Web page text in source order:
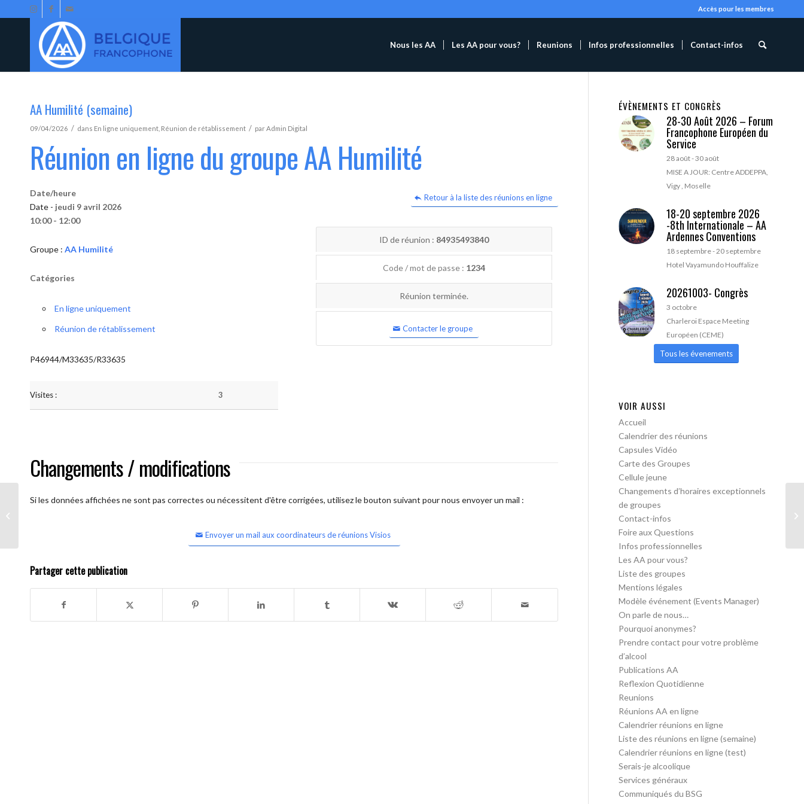
Accès pour les membres
Nous les AA Les AA pour vous? Reunions Infos professionnelles Contact-infos
AA Humilité (semaine)
09/04/2026 / dans En ligne uniquement Réunion de rétablissement / parAdmin Digital
Réunion en ligne du groupe AA Humilité
Retour à la liste des réunions en ligne
Date/heure
Date - jeudi 9 avril 2026
10:00 - 12:00
Groupe : AA Humilité
Catégories
En ligne uniquement
Réunion de rétablissement
P46944/M33635/R33635
Visites : 3
ID de réunion : 84935493840
Code / mot de passe : 1234
Réunion terminée.
Contacter le groupe
Changements / modifications
Si les données affichées ne sont pas correctes ou nécessitent d'être corrigées, utilisez le bouton suivant pour nous envoyer un mail :
Envoyer un mail aux coordinateurs de réunions Visios
Partager cette publication
ÉVÈNEMENTS ET CONGRÈS
28-30 Août 2026 – Forum
Francophone Européen du
Service
28 août-30 août
MISE A JOUR: Centre ADDEPPA,
Vigy , Moselle
18-20 septembre 2026
-8th Internationale – AA
Ardennes Conventions
18 septembre-20 septembre
Hotel Vayamundo Houffalize
20261003- Congrès
3 octobre
Charleroi Espace Meeting
Européen (CEME)
Tous les évenements
VOIR AUSSI
Accueil
Calendrier des réunions
Capsules Vidéo
Carte des Groupes
Cellule jeune
Changements d’horaires exceptionnels
de groupes
Contact-infos
Foire aux Questions
Infos professionnelles
Les AA pour vous?
Liste des groupes
Mentions légales
Modèle événement (Events Manager)
On parle de nous…
Pourquoi anonymes?
Prendre contact pour votre problème
d’alcool
Publications AA
Reflexion Quotidienne
Reunions
Réunions AA en ligne
Calendrier réunions en ligne
Liste des réunions en ligne (semaine)
Calendrier réunions en ligne (test)
Serais-je alcoolique
Services généraux
Communiqués du BSG